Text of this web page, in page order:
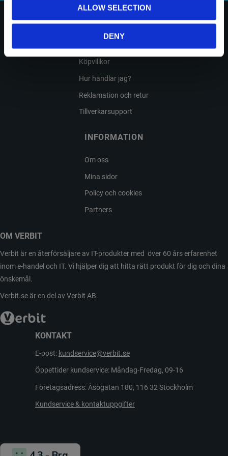
ALLOW SELECTION
DENY
KUNDTJÄNST
Köpvillkor
Hur handlar jag?
Reklamation och retur
Tillverkarsupport
INFORMATION
Om oss
Mina sidor
Policy och cookies
Partners
OM VERBIT
Verbit är en återförsäljare av IT-produkter med över 60 års erfarenhet
inom e-handel och IT. Vi hjälper dig att hitta rätt produkt för dig och dina
önskemål.
Verbit.se är en del av Verbit AB.
KONTAKT
E-post: kundservice@verbit.se
Öppettider kundservice: Måndag-Fredag, 09-16
Företagsadress: Åsögatan 180, 116 32 Stockholm
Kundservice & kontaktuppgifter